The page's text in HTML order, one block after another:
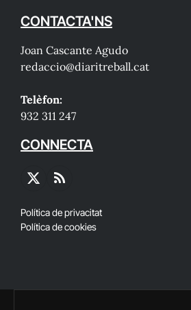
CONTACTA'NS
Joan Cascante Agudo
redaccio@diaritreball.cat
Telèfon:
932 311 247
CONNECTA
X
RSS
Política de privacitat
Política de cookies